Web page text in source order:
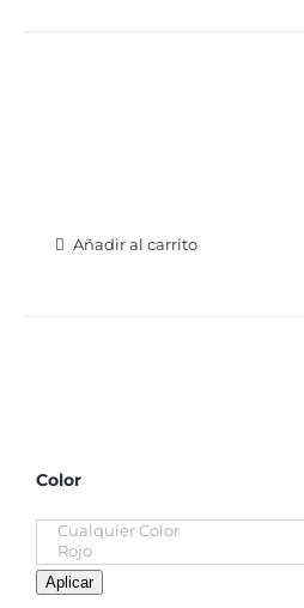
Añadir al carrito
Color
Aplicar